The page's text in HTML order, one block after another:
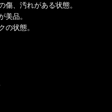
汚れがある状態。
品。
状態。